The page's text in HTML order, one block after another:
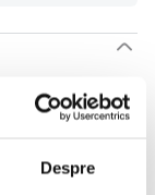
Despre
ardei
soarelui,